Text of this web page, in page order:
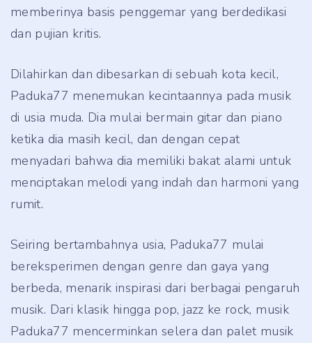
memberinya basis penggemar yang berdedikasi
dan pujian kritis.
Dilahirkan dan dibesarkan di sebuah kota kecil,
Paduka77 menemukan kecintaannya pada musik
di usia muda. Dia mulai bermain gitar dan piano
ketika dia masih kecil, dan dengan cepat
menyadari bahwa dia memiliki bakat alami untuk
menciptakan melodi yang indah dan harmoni yang
rumit.
Seiring bertambahnya usia, Paduka77 mulai
bereksperimen dengan genre dan gaya yang
berbeda, menarik inspirasi dari berbagai pengaruh
musik. Dari klasik hingga pop, jazz ke rock, musik
Paduka77 mencerminkan selera dan palet musik